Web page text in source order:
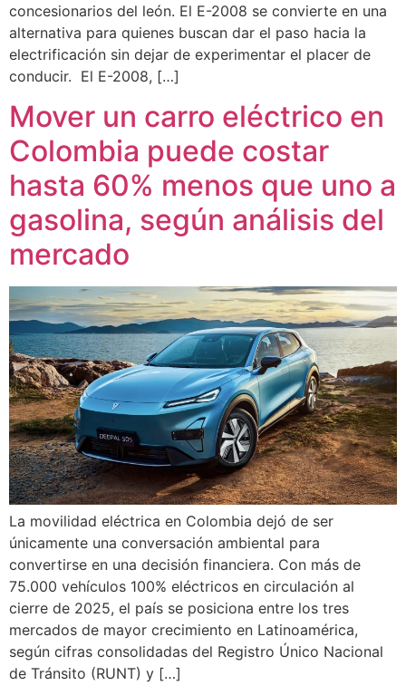
concesionarios del león. El E-2008 se convierte en una
alternativa para quienes buscan dar el paso hacia la
electrificación sin dejar de experimentar el placer de
conducir. El E-2008, […]
Mover un carro eléctrico en
Colombia puede costar
hasta 60% menos que uno a
gasolina, según análisis del
mercado
La movilidad eléctrica en Colombia dejó de ser
únicamente una conversación ambiental para
convertirse en una decisión financiera. Con más de
75.000 vehículos 100% eléctricos en circulación al
cierre de 2025, el país se posiciona entre los tres
mercados de mayor crecimiento en Latinoamérica,
según cifras consolidadas del Registro Único Nacional
de Tránsito (RUNT) y […]